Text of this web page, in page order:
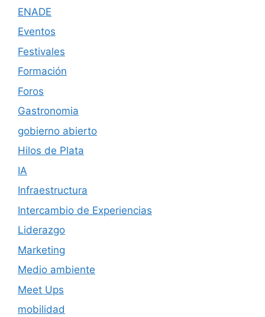
ENADE
Eventos
Festivales
Formación
Foros
Gastronomia
gobierno abierto
Hilos de Plata
IA
Infraestructura
Intercambio de Experiencias
Liderazgo
Marketing
Medio ambiente
Meet Ups
mobilidad